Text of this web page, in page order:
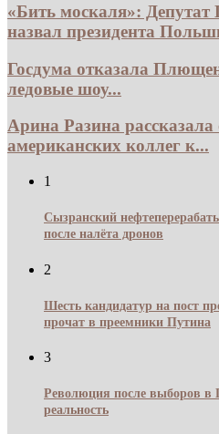
«Бить москаля»: Депутат
назвал президента
Госдума отказала
ледовые шоу...
Арина Разина рассказала
американских коллег к...
1
Сызранский
после налёта дронов
2
Шесть кандидатур на пост
прочат в преемники Путина
3
Революция после выборов в
реальность